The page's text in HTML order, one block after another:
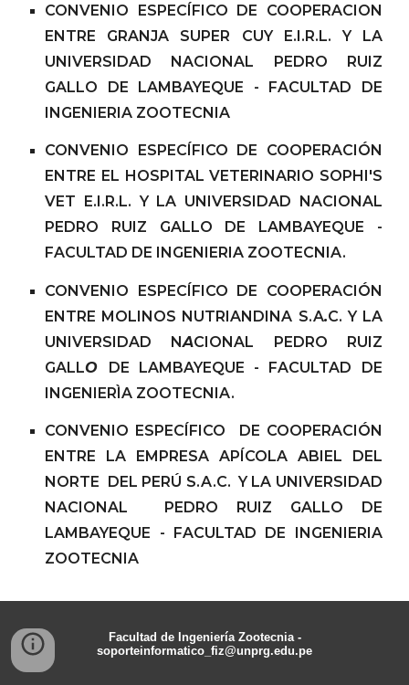
CONVENIO ESPECÍFICO DE COOPERACION
ENTRE GRANJA SUPER CUY E.I.R.L. Y LA
UNIVERSIDAD NACIONAL PEDRO RUIZ
GALLO DE LAMBAYEQUE - FACULTAD DE
INGENIERIA ZOOTECNIA
CONVENIO ESPECÍFICO DE COOPERACIÓN
ENTRE EL HOSPITAL VETERINARIO SOPHI'S
VET E.I.R.L. Y LA UNIVERSIDAD NACIONAL
PEDRO RUIZ GALLO DE LAMBAYEQUE -
FACULTAD DE INGENIERIA ZOOTECNIA.
CONVENIO ESPECÍFICO DE COOPERACIÓN
ENTRE MOLINOS NUTRIANDINA S.A.C. Y LA
UNIVERSIDAD NACIONAL PEDRO RUIZ
GALLO DE LAMBAYEQUE - FACULTAD DE
INGENIERÌA ZOOTECNIA.
CONVENIO ESPECÍFICO DE COOPERACIÓN
ENTRE LA EMPRESA APÍCOLA ABIEL DEL
NORTE DEL PERÚ S.A.C. Y LA UNIVERSIDAD
NACIONAL PEDRO RUIZ GALLO DE
LAMBAYEQUE - FACULTAD DE INGENIERIA
ZOOTECNIA
Facultad de Ingeniería Zootecnia -
soporteinformatico _fiz@unprg.edu.pe